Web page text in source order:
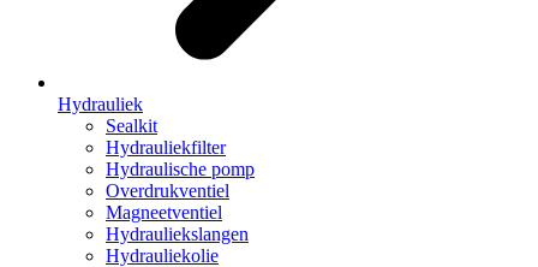
Hydrauliek
Sealkit
Hydrauliekfilter
Hydraulische pomp
Overdrukventiel
Magneetventiel
Hydrauliekslangen
Hydrauliekolie